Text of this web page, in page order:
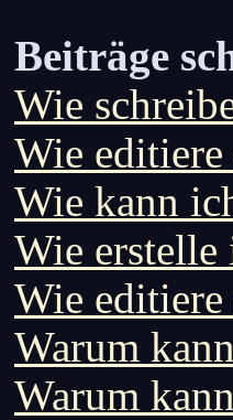
Beiträge
Wie
Wie
Wie kann
Wie erstelle
Wie
Warum
Warum